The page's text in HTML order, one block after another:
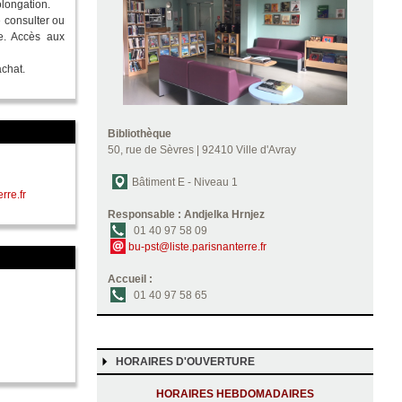
consulter ou
Accès aux
Bibliothèque
50, rue de Sèvres | 92410 Ville d'Avray
Bâtiment E - Niveau 1
Responsable : Andjelka Hrnjez
01 40 97 58 09
bu-pst@liste.parisnanterre.fr
Accueil :
01 40 97 58 65
HORAIRES D'OUVERTURE
HORAIRES HEBDOMADAIRES